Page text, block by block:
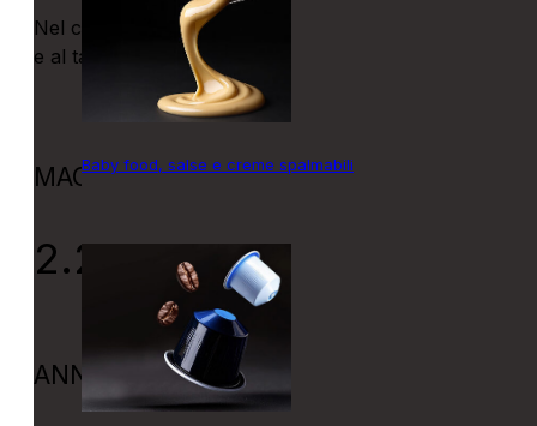
Baby food, salse e creme spalmabili
Nel corso degli anni abbiamo installato in tutto il
e al tabacco.
MACCHINE INSTALLATE
2.200+
ANNI DI ATTIVITÀ